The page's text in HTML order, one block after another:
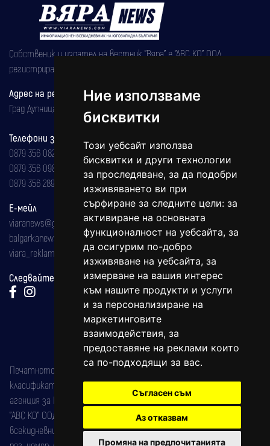
Ние използваме
бисквитки
Този уебсайт използва
бисквитки и други технологии
за проследяване, за да подобри
изживяването ви при
сърфиране за следните цели: за
активиране на основната
функционалност на уебсайта, за
да осигурим по-добро
изживяване на уебсайта, за
измерване на вашия интерес
към нашите продукти и услуги
и за персонализиране на
маркетинговите
взаимодействия, за
предоставяне на реклами които
са по-подходящи за вас.
Съгласен съм
Аз отказвам
Промяна на предпочитанията
Собственик и издател на вестник "Вяра" е "АВС КО" ООД,
регистрирана на 08.05.2002 година.
Адрес на редакцията
Град Дупница, ул.''Христо Ботев" 43
Телефони за реклама и абонаменти
0879 356 082
0879 356 098
0879 356 289
Е-мейл
viaranews@gmail.com
balgarkanews@gmail.com
viara_reklama@mail.bg
Следвайте ни:
Печатното издание на вестника е регистрирано в националния
класификатор на печатните издания (Българска национална
агенция за ISSN) под номер: ISSN 1312-4722.
"АВС КО" ООД е притежател на марката: Вяра информационен
всекидневник на югозападна България, със свидетелство за марка